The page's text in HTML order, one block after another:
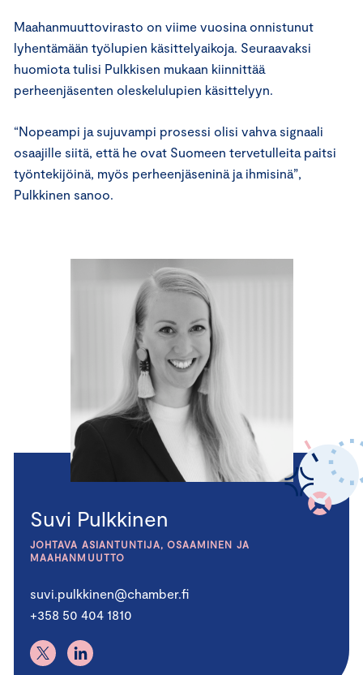
Maahanmuuttovirasto on viime vuosina onnistunut
lyhentämään työlupien käsittelyaikoja. Seuraavaksi
huomiota tulisi Pulkkisen mukaan kiinnittää
perheenjäsenten oleskelulupien käsittelyyn.
“Nopeampi ja sujuvampi prosessi olisi vahva signaali
osaajille siitä, että he ovat Suomeen tervetulleita paitsi
työntekijöinä, myös perheenjäseninä ja ihmisinä”,
Pulkkinen sanoo.
Suvi Pulkkinen
JOHTAVA ASIANTUNTIJA, OSAAMINEN JA
MAAHANMUUTTO
suvi.pulkkinen@chamber.fi
+358 50 404 1810